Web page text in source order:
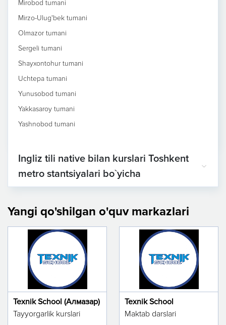
Mirobod tumani
Mirzo-Ulug'bek tumani
Olmazor tumani
Sergeli tumani
Shayxontohur tumani
Uchtepa tumani
Yunusobod tumani
Yakkasaroy tumani
Yashnobod tumani
Ingliz tili native bilan kurslari Toshkent
metro stantsiyalari bo`yicha
Yangi qo'shilgan o'quv markazlari
Texnik School (Алмазар)
Tayyorgarlik kurslari
Texnik School
Maktab darslari